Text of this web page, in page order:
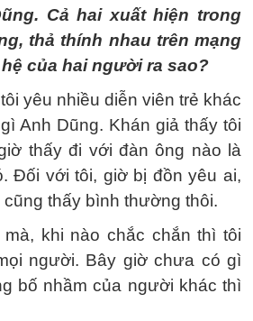
Cả hai xuất hiện trong
thả thính nhau trên mạng
của hai người ra sao?
yêu nhiều diễn viên trẻ khác
Anh Dũng. Khán giả thấy tôi
thấy đi với đàn ông nào là
Đối với tôi, giờ bị đồn yêu ai,
thấy bình thường thôi.
khi nào chắc chắn thì tôi
người. Bây giờ chưa có gì
bố nhầm của người khác thì